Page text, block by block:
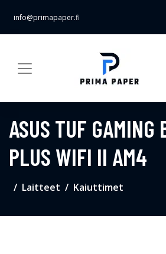
info@primapaper.fi
ASUS TUF
PLUS WIFI II AM4
Laitteet Kaiuttimet